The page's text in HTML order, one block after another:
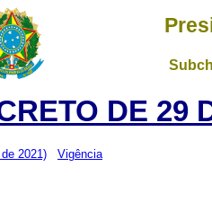
DE 29
2021)
Vigência